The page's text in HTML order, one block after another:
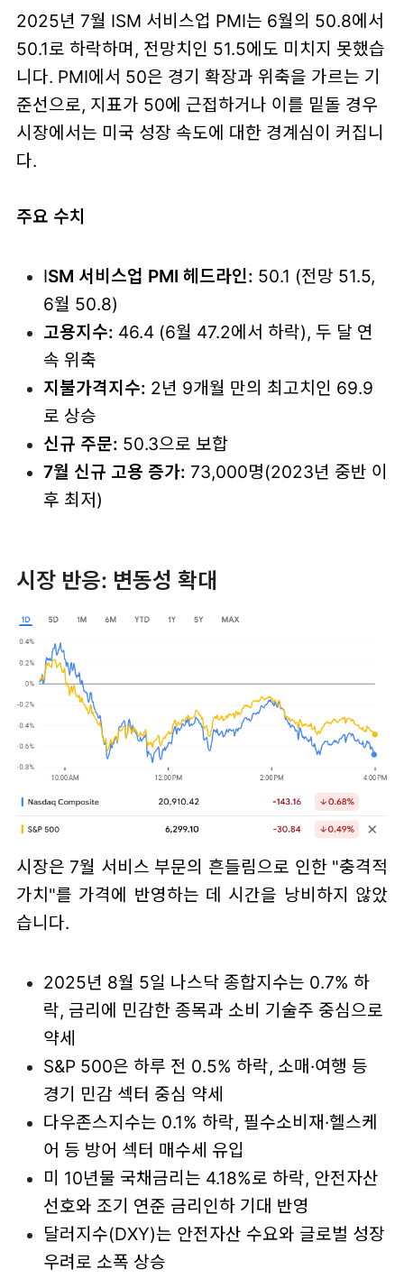
2025년 7월 ISM 서비스업 PMI는 6월의 50.8에서
50.1로 하락하며, 전망치인 51.5에도 미치지 못했습
니다. PMI에서 50은 경기 확장과 위축을 가르는 기
준선으로, 지표가 50에 근접하거나 이를 밑돌 경우
시장에서는 미국 성장 속도에 대한 경계심이 커집니
다.
주요 수치
ISM 서비스업 PMI 헤드라인: 50.1 (전망 51.5,
6월 50.8)
고용지수: 46.4 (6월 47.2에서 하락), 두 달 연
속 위축
지불가격지수: 2년 9개월 만의 최고치인 69.9
로 상승
신규 주문: 50.3으로 보합
7월 신규 고용 증가: 73,000명(2023년 중반 이
후 최저)
시장 반응: 변동성 확대
시장은 7월 서비스 부문의 흔들림으로 인한 "충격적
가치"를 가격에 반영하는 데 시간을 낭비하지 않았
습니다.
2025년 8월 5일 나스닥 종합지수는 0.7% 하
락, 금리에 민감한 종목과 소비 기술주 중심으로
약세
S&P 500은 하루 전 0.5% 하락, 소매·여행 등
경기 민감 섹터 중심 약세
다우존스지수는 0.1% 하락, 필수소비재·헬스케
어 등 방어 섹터 매수세 유입
미 10년물 국채금리는 4.18%로 하락, 안전자산
선호와 조기 연준 금리인하 기대 반영
달러지수(DXY)는 안전자산 수요와 글로벌 성장
우려로 소폭 상승